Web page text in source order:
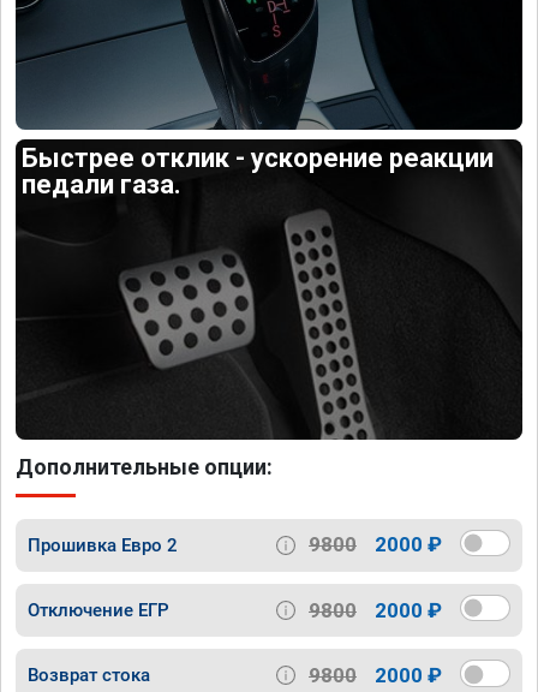
Быстрее отклик - ускорение реакции
педали газа.
Дополнительные опции:
Прошивка Евро 2 9800 2000 ₽
Отключение ЕГР 9800 2000 ₽
Возврат стока 9800 2000 ₽